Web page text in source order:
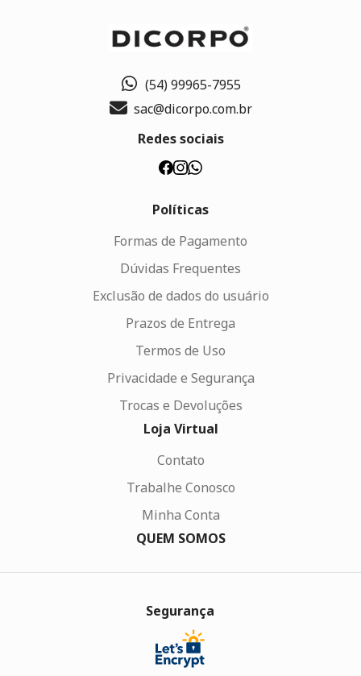
(54) 99965-7955
sac@dicorpo.com.br
Redes sociais
Políticas
Formas de Pagamento
Dúvidas Frequentes
Exclusão de dados do usuário
Prazos de Entrega
Termos de Uso
Privacidade e Segurança
Trocas e Devoluções
Loja Virtual
Contato
Trabalhe Conosco
Minha Conta
QUEM SOMOS
Segurança